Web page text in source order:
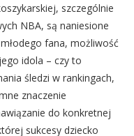
szczególnie
NBA, są naniesione
fana, możliwość
idola – czy to
śledzi w rankingach,
znaczenie
do konkretnej
sukcesy dziecko